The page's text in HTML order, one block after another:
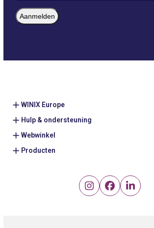
(Vereist)
WINIX Europe
Hulp & ondersteuning
Webwinkel
Producten
Instagram
Facebook